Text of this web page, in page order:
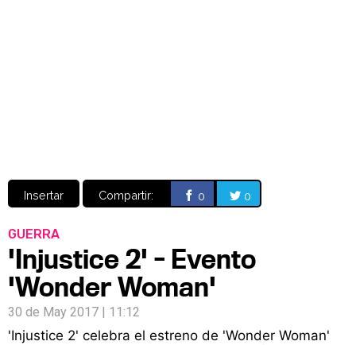
Insertar Compartir: 0 0
GUERRA
'Injustice 2' - Evento
'Wonder Woman'
30 de May 2017 | 11:12
'Injustice 2' celebra el estreno de 'Wonder Woman'